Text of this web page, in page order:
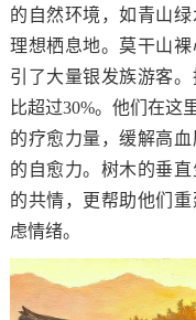
的自然环境，如青山
理想栖息地。莫干山
引了大量银发族游客
比超过30%。他们在这
的疗愈力量，缓解高
的自愈力。树木的垂
的共情，更帮助他们
虑情绪。